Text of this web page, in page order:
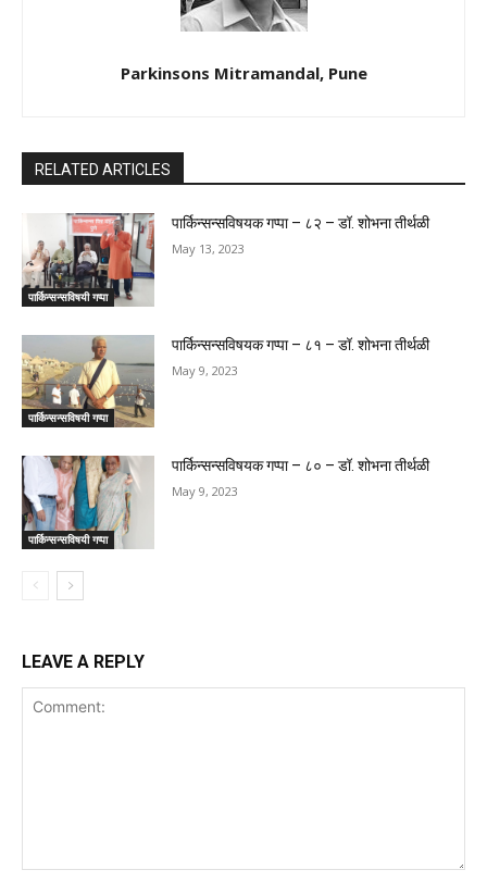
Parkinsons Mitramandal, Pune
RELATED ARTICLES
पार्किन्सन्सविषयी गप्पा
पार्किन्सन्सविषयक गप्पा – ८२ – डॉ. शोभना तीर्थळी
May 13, 2023
पार्किन्सन्सविषयी गप्पा
पार्किन्सन्सविषयक गप्पा – ८१ – डॉ. शोभना तीर्थळी
May 9, 2023
पार्किन्सन्सविषयी गप्पा
पार्किन्सन्सविषयक गप्पा – ८० – डॉ. शोभना तीर्थळी
May 9, 2023
LEAVE A REPLY